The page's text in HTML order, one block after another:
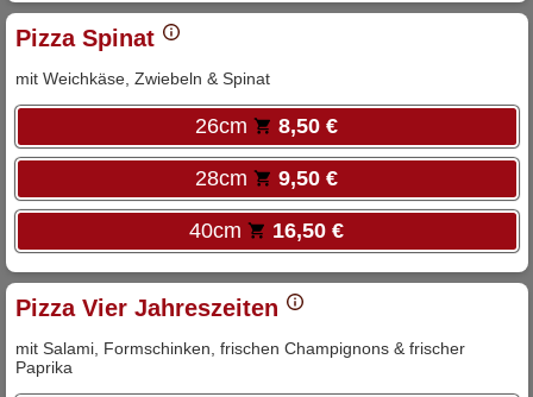
Pizza Spinat
mit Weichkäse, Zwiebeln & Spinat
26cm 8,50 €
28cm 9,50 €
40cm 16,50 €
Pizza Vier Jahreszeiten
mit Salami, Formschinken, frischen Champignons & frischer
Paprika